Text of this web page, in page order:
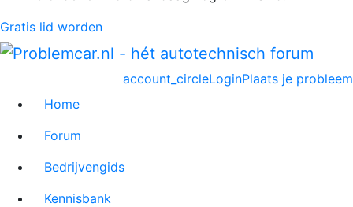
Gratis lid worden
Plaats je probleem
account_circleLogin
Home
Forum
Bedrijvengids
Kennisbank